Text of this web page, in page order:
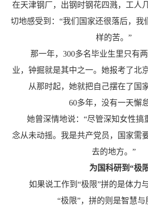
在天津钢厂，出钢时钢花四溅，工人
切地感受到：“我们国家还很落后，我
样的苦。”
那一年，300多名毕业生里只有
业，钟掘就是其中之一。她报考了北
从那时起，她就把自己摆在了国
60多年，没有一天懈怠
她曾深情地说：“尽管深知女性搞
念从未动摇。我是共产党员，国家需
去的地方。”
为国科研到“极
如果说工作到“极限”拼的是体力
“极限”，拼的则是智慧与